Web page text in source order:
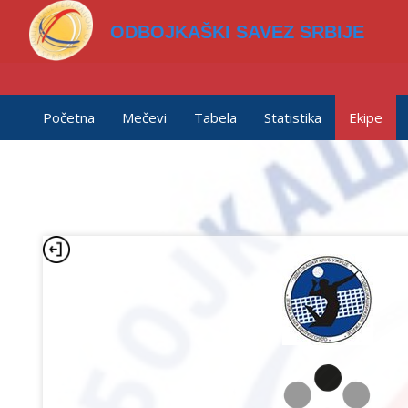
ODBOJKAŠKI SAVEZ SRBIJE
Početna Mečevi Tabela Statistika Ekipe